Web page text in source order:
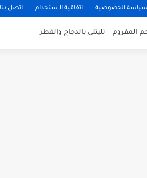
سياسة الخصوصية اتفاقية الاستخدام اتصل بنا contact us
المفروم تليتلي بالدجاج والفطر